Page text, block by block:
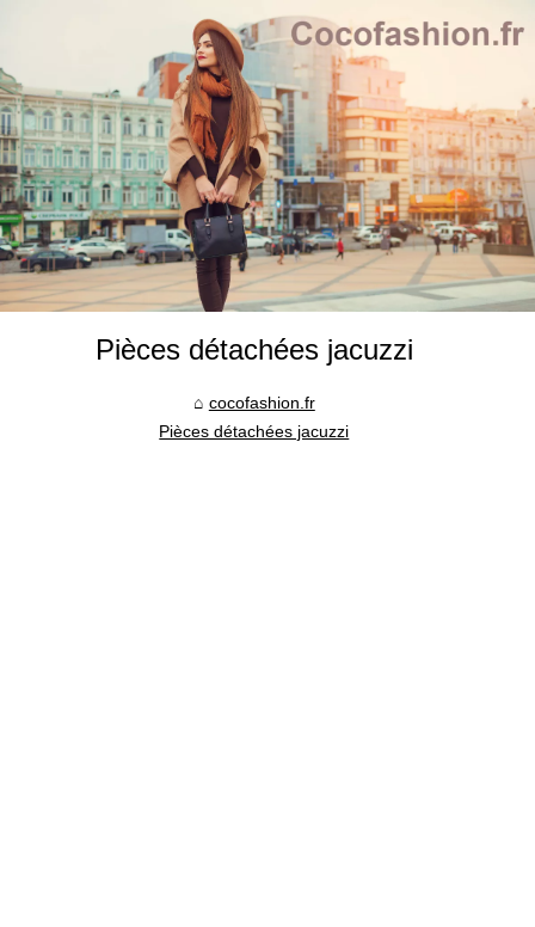
Pièces détachées jacuzzi
cocofashion.fr
Pièces détachées jacuzzi